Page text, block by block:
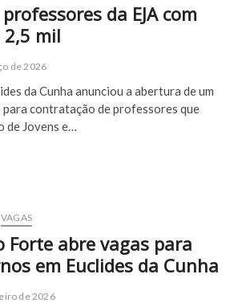
da EJA com
2,5 mil
de 2026
da Cunha anunciou a abertura de um
para contratação de professores que
Jovens e…
VAGAS
Forte abre vagas para
em Euclides da Cunha
de 2026